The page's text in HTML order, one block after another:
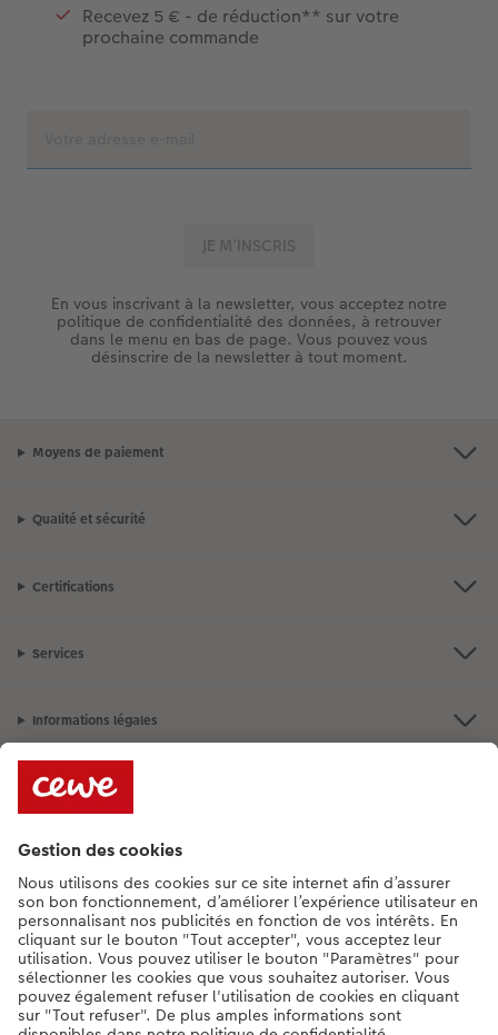
Recevez 5 € - de réduction** sur votre
prochaine commande
En vous inscrivant à la newsletter, vous acceptez notre
politique de confidentialité des données, à retrouver
dans le menu en bas de page. Vous pouvez vous
désinscrire de la newsletter à tout moment.
Moyens de paiement
Qualité et sécurité
Certifications
Services
Informations légales
Assortiment
**Besoin d'aide ou d'un conseil pour créer votre produit ?015 29 56 13
[Lu-Ve : 9:00 - 20:00h | Sa : 9.00 - 17:00h | Di : 12.00 - 16:00h]
FR|NL